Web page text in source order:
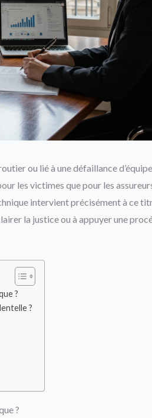
ou lié à une défaillance
les victimes que pour les
intervient précisément à ce
la justice ou à appuyer une
?
?
?